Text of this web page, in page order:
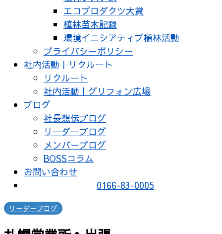
エコプロダクツ大賞
植林苗木記録
環境イニシアティブ植林活動
プライバシーポリシー
社内活動｜リクルート
リクルート
社内活動｜グリフォン広場
ブログ
社長想伝ブログ
リーダーブログ
メンバーブログ
BOSSコラム
お問い合わせ
0166-83-0005
リーダーブログ